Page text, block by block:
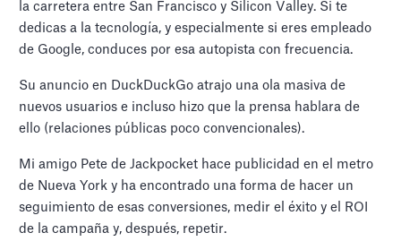
la carretera entre San Francisco y Silicon Valley. Si te
dedicas a la tecnología, y especialmente si eres empleado
de Google, conduces por esa autopista con frecuencia.
Su anuncio en DuckDuckGo atrajo una ola masiva de
nuevos usuarios e incluso hizo que la prensa hablara de
ello (relaciones públicas poco convencionales).
Mi amigo Pete de Jackpocket hace publicidad en el metro
de Nueva York y ha encontrado una forma de hacer un
seguimiento de esas conversiones, medir el éxito y el ROI
de la campaña y, después, repetir.